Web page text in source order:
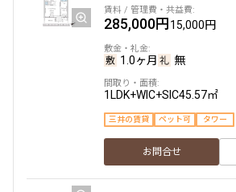
1336件
お部屋を再検索
285,000円15,000円
1.0ヶ月 無
1LDK+WIC+SIC45.57㎡
三井の賃貸 ペット可 タワー
お問合せ